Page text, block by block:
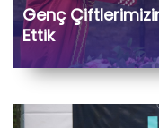
Genç
Ettik